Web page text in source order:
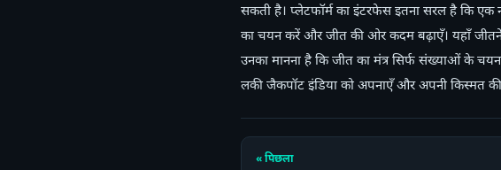
सकती है। प्लेटफॉर्म का इंटरफेस इतना सरल है कि
का चयन करें और जीत की ओर कदम बढ़ाएँ। यहाँ
उनका मानना है कि जीत का मंत्र सिर्फ संख्याओं के
लकी जैकपॉट इंडिया को अपनाएँ और अपनी किस्मत
« पिछला